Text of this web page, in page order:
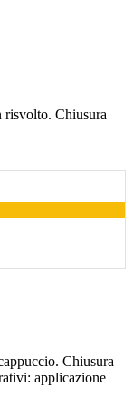
risvolto. Chiusura
Chiusura
applicazione